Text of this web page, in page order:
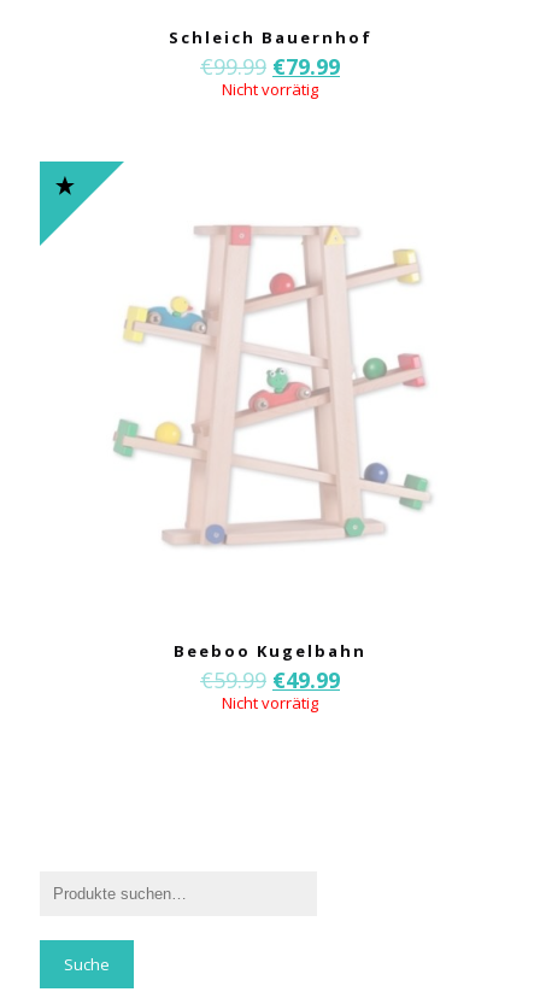
Schleich Bauernhof
€99.99 €79.99
Nicht vorrätig
Beeboo Kugelbahn
€59.99 €49.99
Nicht vorrätig
Suche